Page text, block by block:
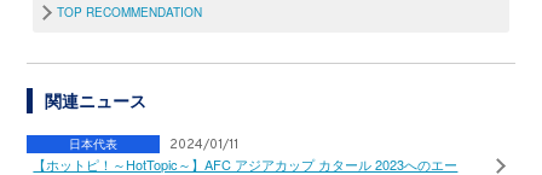
TOP RECOMMENDATION
関連ニュース
日本代表 2024/01/11
【ホットピ！～HotTopic～】AFC アジアカップ カタール 2023へのエー